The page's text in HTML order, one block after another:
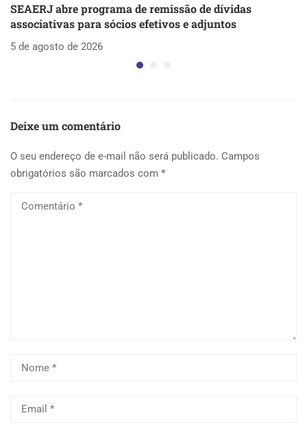
SEAERJ abre programa de remissão de dívidas
associativas para sócios efetivos e adjuntos
5 de agosto de 2026
Deixe um comentário
O seu endereço de e-mail não será publicado. Campos
obrigatórios são marcados com *